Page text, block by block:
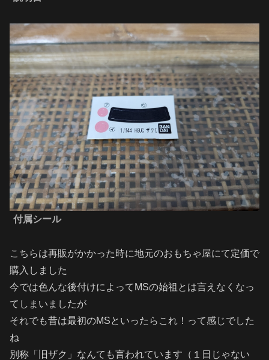
付属シール
こちらは再販がかかった時に地元のおもちゃ屋にて定価で
購入しました
今では色んな後付けによってMSの始祖とは言えなくなっ
てしまいましたが
それでも昔は最初のMSといったらこれ！って感じでした
ね
別称「旧ザク」なんても言われています（１日じゃない